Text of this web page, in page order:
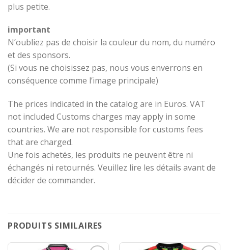
plus petite.
important
N’oubliez pas de choisir la couleur du nom, du numéro
et des sponsors.
(Si vous ne choisissez pas, nous vous enverrons en
conséquence comme l’image principale)
The prices indicated in the catalog are in Euros. VAT
not included Customs charges may apply in some
countries. We are not responsible for customs fees
that are charged.
Une fois achetés, les produits ne peuvent être ni
échangés ni retournés. Veuillez lire les détails avant de
décider de commander.
PRODUITS SIMILAIRES